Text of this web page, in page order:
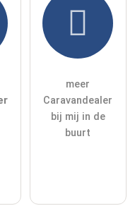
voorwaarden.
bezoekers zichtbaar
meer
Caravandealer
bij mij in de
buurt